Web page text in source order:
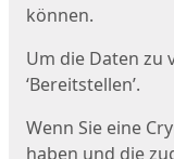
können.
Um die Daten zu
‘Bereitstellen’.
Wenn Sie eine
haben und die